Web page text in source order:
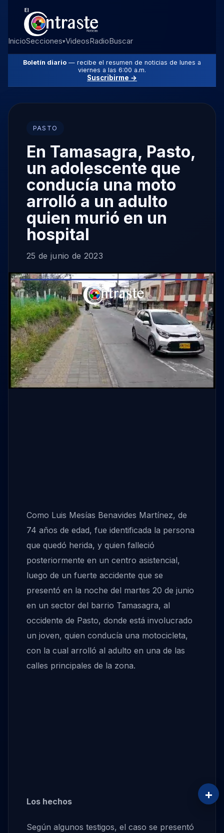
InicioSecciones▾VideosRadioBuscar
Boletín diario — recibe el resumen de noticias de lunes a
viernes a las 6:00 a.m.
Suscribirme →
PASTO
En Tamasagra, Pasto,
un adolescente que
conducía una moto
arrolló a un adulto
quien murió en un
hospital
25 de junio de 2023
Como Luis Mesías Benavides Martínez, de
74 años de edad, fue identificada la persona
que quedó herida, y quien falleció
posteriormente en un centro asistencial,
luego de un fuerte accidente que se
presentó en la noche del martes 20 de junio
en un sector del barrio Tamasagra, al
occidente de Pasto, donde está involucrado
un joven, quien conducía una motocicleta,
con la cual arrolló al adulto en una de las
calles principales de la zona.
Los hechos
Según algunos testigos, el caso se presentó
+